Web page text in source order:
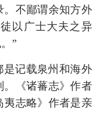
。不鄙谓余知方外
以广士大夫之异
”
是记载泉州和海外
。《诸蕃志》作者
夷志略》作者是亲